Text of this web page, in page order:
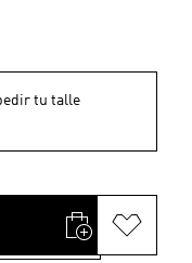
tu talle